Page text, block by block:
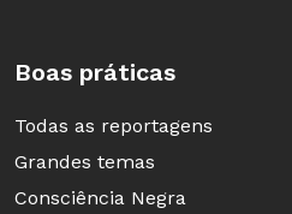
Boas práticas
Todas as reportagens
Grandes temas
Consciência Negra